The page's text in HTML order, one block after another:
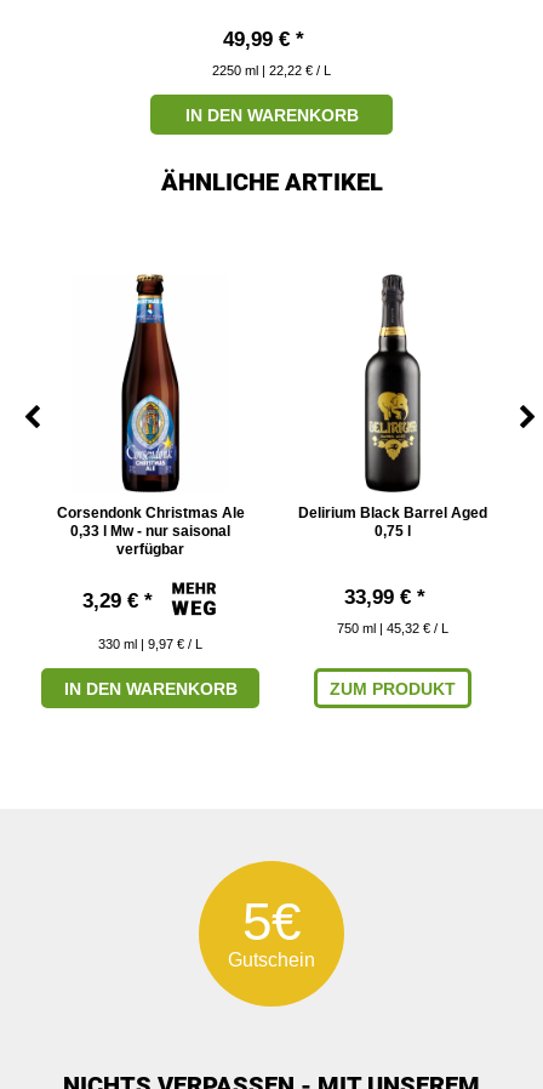
49,99 € *
2250 ml | 22,22 € / L
IN DEN WARENKORB
ÄHNLICHE ARTIKEL
Corsendonk Christmas Ale
0,33 l Mw - nur saisonal
verfügbar
3,29 € *
330 ml | 9,97 € / L
IN DEN WARENKORB
Delirium Black Barrel Aged
0,75 l
33,99 € *
750 ml | 45,32 € / L
ZUM PRODUKT
5€
Gutschein